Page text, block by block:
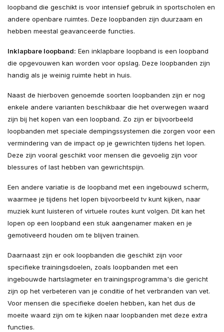
loopband die geschikt is voor intensief gebruik in sportscholen en
andere openbare ruimtes. Deze loopbanden zijn duurzaam en
hebben meestal geavanceerde functies.
Inklapbare loopband: Een inklapbare loopband is een loopband
die opgevouwen kan worden voor opslag. Deze loopbanden zijn
handig als je weinig ruimte hebt in huis.
Naast de hierboven genoemde soorten loopbanden zijn er nog
enkele andere varianten beschikbaar die het overwegen waard
zijn bij het kopen van een loopband. Zo zijn er bijvoorbeeld
loopbanden met speciale dempingssystemen die zorgen voor een
vermindering van de impact op je gewrichten tijdens het lopen.
Deze zijn vooral geschikt voor mensen die gevoelig zijn voor
blessures of last hebben van gewrichtspijn.
Een andere variatie is de loopband met een ingebouwd scherm,
waarmee je tijdens het lopen bijvoorbeeld tv kunt kijken, naar
muziek kunt luisteren of virtuele routes kunt volgen. Dit kan het
lopen op een loopband een stuk aangenamer maken en je
gemotiveerd houden om te blijven trainen.
Daarnaast zijn er ook loopbanden die geschikt zijn voor
specifieke trainingsdoelen, zoals loopbanden met een
ingebouwde hartslagmeter en trainingsprogramma's die gericht
zijn op het verbeteren van je conditie of het verbranden van vet.
Voor mensen die specifieke doelen hebben, kan het dus de
moeite waard zijn om te kijken naar loopbanden met deze extra
functies.